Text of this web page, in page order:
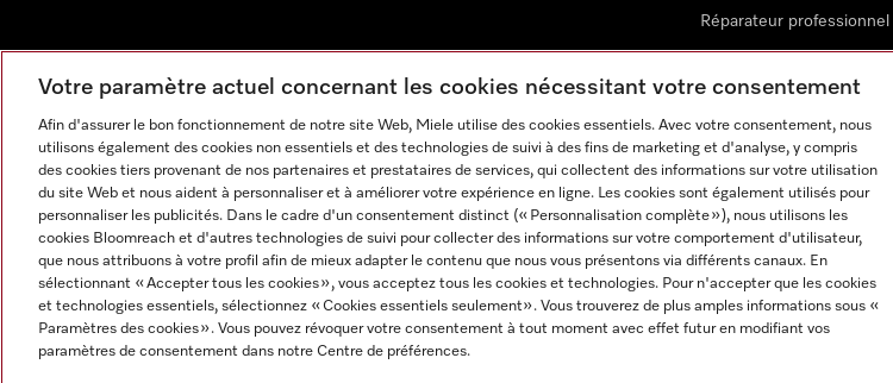
Réparateur professionnel
Revendeurs
Mentions légales CGV Protection des données Conditions d'utilisation Déclaration d'accessibilité
Paramètres des cookies
Votre paramètre actuel concernant les cookies nécessitant votre consentement
Afin d'assurer le bon fonctionnement de notre site Web, Miele utilise des cookies essentiels. Avec votre consentement, nous
utilisons également des cookies non essentiels et des technologies de suivi à des fins de marketing et d'analyse, y compris
des cookies tiers provenant de nos partenaires et prestataires de services, qui collectent des informations sur votre utilisation
du site Web et nous aident à personnaliser et à améliorer votre expérience en ligne. Les cookies sont également utilisés pour
personnaliser les publicités. Dans le cadre d'un consentement distinct (« Personnalisation complète »), nous utilisons les
cookies Bloomreach et d'autres technologies de suivi pour collecter des informations sur votre comportement d'utilisateur,
que nous attribuons à votre profil afin de mieux adapter le contenu que nous vous présentons via différents canaux. En
sélectionnant « Accepter tous les cookies », vous acceptez tous les cookies et technologies. Pour n'accepter que les cookies
et technologies essentiels, sélectionnez « Cookies essentiels seulement». Vous trouverez de plus amples informations sous «
Paramètres des cookies ». Vous pouvez révoquer votre consentement à tout moment avec effet futur en modifiant vos
paramètres de consentement dans notre Centre de préférences.